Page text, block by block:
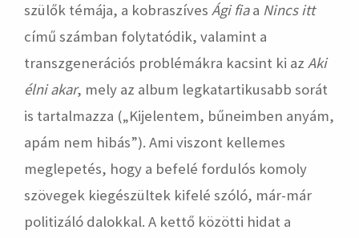
szülők témája, a kobraszíves Ági fiaa Nincs itt
című számban folytatódik, valamint a
transzgenerációs problémákra kacsint ki az Aki
élni akar, mely az album legkatartikusabb sorát
is tartalmazza („Kijelentem, bűneimben anyám,
apám nem hibás”). Ami viszont kellemes
meglepetés, hogy a befelé fordulós komoly
szövegek kiegészültek kifelé szóló, már-már
politizáló dalokkal. A kettő közötti hidat a